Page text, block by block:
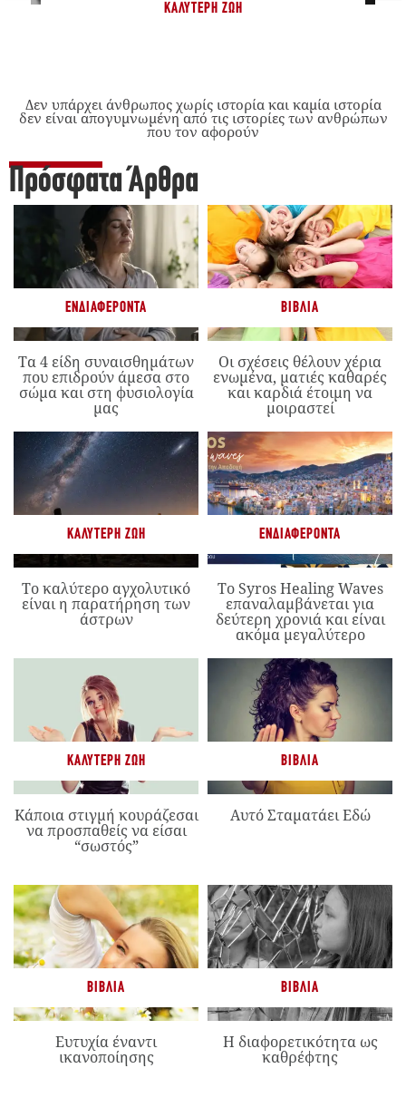
ΚΑΛΎΤΕΡΗ ΖΩΉ
Δεν υπάρχει άνθρωπος χωρίς ιστορία και καμία ιστορία
δεν είναι απογυμνωμένη από τις ιστορίες των ανθρώπων
που τον αφορούν
Πρόσφατα Άρθρα
ΕΝΔΙΑΦΈΡΟΝΤΑ
Τα 4 είδη συναισθημάτων
που επιδρούν άμεσα στο
σώμα και στη φυσιολογία
μας
ΒΙΒΛΊΑ
Οι σχέσεις θέλουν χέρια
ενωμένα, ματιές καθαρές
και καρδιά έτοιμη να
μοιραστεί
ΚΑΛΎΤΕΡΗ ΖΩΉ
Το καλύτερο αγχολυτικό
είναι η παρατήρηση των
άστρων
ΕΝΔΙΑΦΈΡΟΝΤΑ
Το Syros Healing Waves
επαναλαμβάνεται για
δεύτερη χρονιά και είναι
ακόμα μεγαλύτερο
ΚΑΛΎΤΕΡΗ ΖΩΉ
Κάποια στιγμή κουράζεσαι
να προσπαθείς να είσαι
“σωστός”
ΒΙΒΛΊΑ
Αυτό Σταματάει Εδώ
ΒΙΒΛΊΑ
Ευτυχία έναντι
ικανοποίησης
ΒΙΒΛΊΑ
Η διαφορετικότητα ως
καθρέφτης